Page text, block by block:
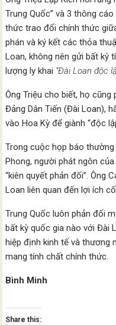
Trung Quốc” và 3 thông
thức trao đổi chính thức
phán và ký kết các thỏa
Loan, không nên gửi bất kỳ
lượng ly khai “Đài Loan độc
Ông Triệu cho biết, họ
Đảng Dân Tiến (Đài Loan),
vào Hoa Kỳ để giành “độc
Trong cuộc họp báo
Phong, người phát ngôn
“kiên quyết phản đối”. Ông
Loan liên quan đến lợi ích
Trung Quốc luôn phản đối
bất kỳ quốc gia nào với Đài
hiệp định kinh tế và thương
mang tính chất chính thức.
Bình Minh
Share this: